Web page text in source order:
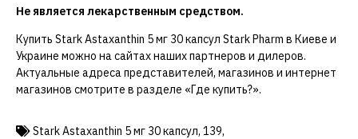
Не является лекарственным средством.
Купить Stark Astaxanthin 5 мг 30 капсул Stark Pharm в Киеве и
Украине можно на сайтах наших партнеров и дилеров.
Актуальные адреса представителей, магазинов и интернет
магазинов смотрите в разделе «Где купить?».
Stark Astaxanthin 5 мг 30 капсул, 139,